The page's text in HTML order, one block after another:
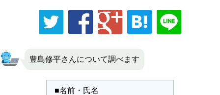
豊島修平さんについて調べます
■名前・氏名